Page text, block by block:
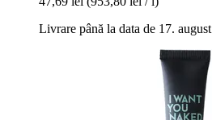
Livrare până la data de 17. august